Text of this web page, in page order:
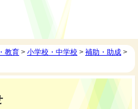
教育 > 小学校・中学校 > 補助・助成 >